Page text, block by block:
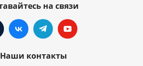
на связи
Наши контакты